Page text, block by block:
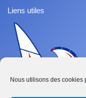
Nous utilisons des cookies
Liens utiles